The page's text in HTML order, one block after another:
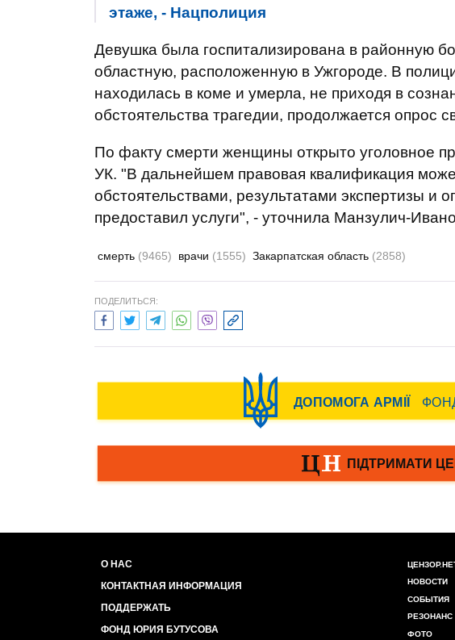
этаже, - Нацполиция
Девушка была госпитализирована в районную
областную, расположенную в Ужгороде. В
находилась в коме и умерла, не приходя в
обстоятельства трагедии, продолжается опрос
По факту смерти женщины открыто уголовное
УК. "В дальнейшем правовая квалификация
обстоятельствами, результатами экспертизы и
предоставил услуги", - уточнила Манзулич-
смерть (9465) врачи (1555) Закарпатская область (2858)
ПОДЕЛИТЬСЯ:
О НАС
КОНТАКТНАЯ ИНФОРМАЦИЯ
ПОДДЕРЖАТЬ
ФОНД ЮРИЯ БУТУСОВА
НОВОСТИ
СОБЫТИЯ
РЕЗОНАНС
ФОТО